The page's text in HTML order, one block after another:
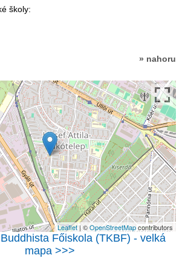
školy:
» nahoru
Leaflet| ©OpenStreetMapcontributors
Főiskola (TKBF) - velká
mapa >>>